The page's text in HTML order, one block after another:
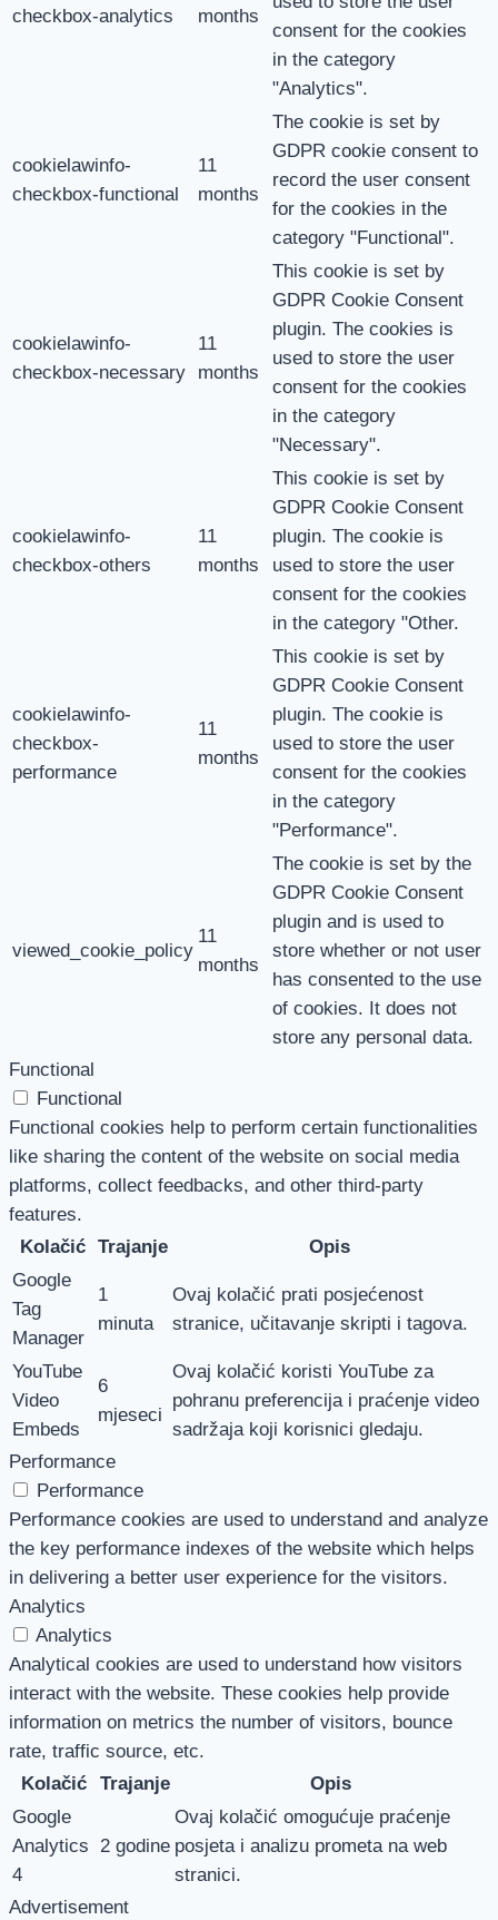
checkbox-analytics months
consent for the cookies
in the category
"Analytics".
cookielawinfo-
checkbox-functional
11
months
The cookie is set by
GDPR cookie consent to
record the user consent
for the cookies in the
category "Functional".
cookielawinfo-
checkbox-necessary
11
months
This cookie is set by
GDPR Cookie Consent
plugin. The cookies is
used to store the user
consent for the cookies
in the category
"Necessary".
cookielawinfo-
checkbox-others
11
months
This cookie is set by
GDPR Cookie Consent
plugin. The cookie is
used to store the user
consent for the cookies
in the category "Other.
cookielawinfo-
checkbox-
performance
11
months
This cookie is set by
GDPR Cookie Consent
plugin. The cookie is
used to store the user
consent for the cookies
in the category
"Performance".
viewed_cookie_policy
11
months
The cookie is set by the
GDPR Cookie Consent
plugin and is used to
store whether or not user
has consented to the use
of cookies. It does not
store any personal data.
Functional
Functional
Functional cookies help to perform certain functionalities
like sharing the content of the website on social media
platforms, collect feedbacks, and other third-party
features.
Kolačić Trajanje
Opis
Google
Tag
Manager
1
minuta
Ovaj kolačić prati posjećenost
stranice, učitavanje skripti i tagova.
YouTube
Video
Embeds
6
mjeseci
Ovaj kolačić koristi YouTube za
pohranu preferencija i praćenje video
sadržaja koji korisnici gledaju.
Performance
Performance
Performance cookies are used to understand and analyze
the key performance indexes of the website which helps
in delivering a better user experience for the visitors.
Analytics
Analytics
Analytical cookies are used to understand how visitors
interact with the website. These cookies help provide
information on metrics the number of visitors, bounce
rate, traffic source, etc.
Kolačić
Trajanje
Opis
Google
Analytics
4
2 godine
Ovaj kolačić omogućuje praćenje
posjeta i analizu prometa na web
stranici.
Advertisement